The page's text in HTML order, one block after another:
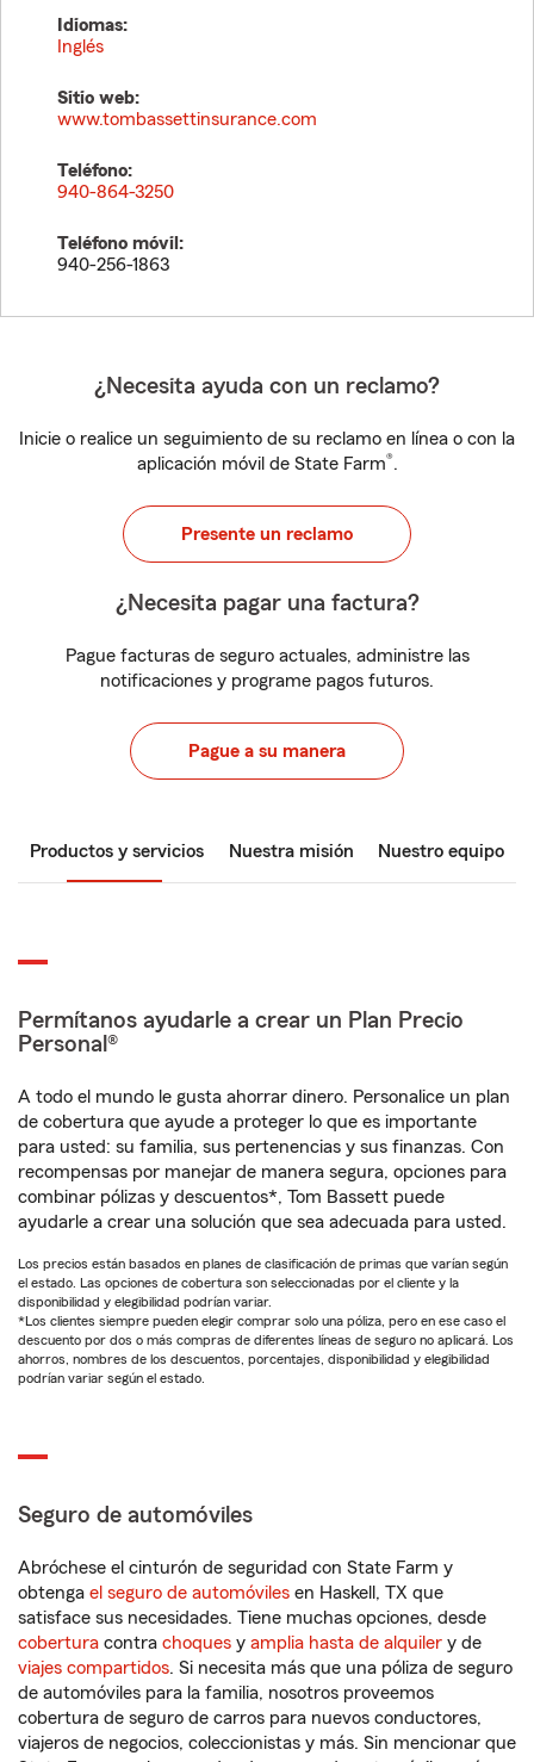
Idiomas:
Inglés
Sitio web:
www.tombassettinsurance.com
Teléfono:
940-864-3250
Teléfono móvil:
940-256-1863
¿Necesita ayuda con un reclamo?
Inicie o realice un seguimiento de su reclamo en línea o con la
aplicación móvil de State Farm®.
Presente un reclamo
¿Necesita pagar una factura?
Pague facturas de seguro actuales, administre las
notificaciones y programe pagos futuros.
Pague a su manera
Productos y servicios Nuestra misión Nuestro equipo
Permítanos ayudarle a crear un Plan Precio
Personal®
A todo el mundo le gusta ahorrar dinero. Personalice un plan
de cobertura que ayude a proteger lo que es importante
para usted: su familia, sus pertenencias y sus finanzas. Con
recompensas por manejar de manera segura, opciones para
combinar pólizas y descuentos*, Tom Bassett puede
ayudarle a crear una solución que sea adecuada para usted.
Los precios están basados en planes de clasificación de primas que varían según
el estado. Las opciones de cobertura son seleccionadas por el cliente y la
disponibilidad y elegibilidad podrían variar.
*Los clientes siempre pueden elegir comprar solo una póliza, pero en ese caso el
descuento por dos o más compras de diferentes líneas de seguro no aplicará. Los
ahorros, nombres de los descuentos, porcentajes, disponibilidad y elegibilidad
podrían variar según el estado.
Seguro de automóviles
Abróchese el cinturón de seguridad con State Farm y
obtenga el seguro de automóviles en Haskell, TX que
satisface sus necesidades. Tiene muchas opciones, desde
cobertura contra choques y amplia hasta de alquiler y de
viajes compartidos. Si necesita más que una póliza de seguro
de automóviles para la familia, nosotros proveemos
cobertura de seguro de carros para nuevos conductores,
viajeros de negocios, coleccionistas y más. Sin mencionar que